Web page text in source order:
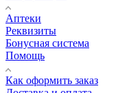
Аптеки
Реквизиты
Бонусная система
Помощь
Как оформить заказ